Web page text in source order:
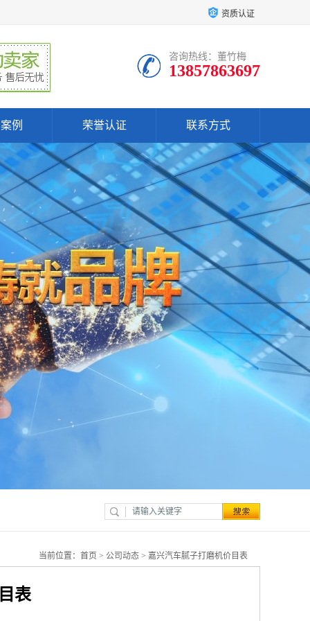
资质认证
咨询热线：董竹梅
13857863697
例 荣誉认证 联系方式
当前位置： 首页 > 公司动态 > 嘉兴汽车腻子打磨机价目表
表